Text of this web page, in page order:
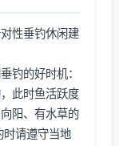
性垂钓休闲建
钓的好时机：
此时鱼活跃度
阳、有水草的
时请遵守当地